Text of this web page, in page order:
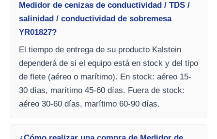
Medidor de cenizas de conductividad / TDS /
salinidad / conductividad de sobremesa
YR01827?
El tiempo de entrega de su producto Kalstein
dependerá de si el equipo está en stock y del tipo
de flete (aéreo o marítimo). En stock: aéreo 15-
30 días, marítimo 45-60 días. Fuera de stock:
aéreo 30-60 días, marítimo 60-90 días.